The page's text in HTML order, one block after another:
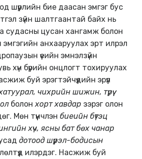
шүүрлийн бие даасан эмгэг бус
зүйн шалтгаантай байх нь
судасны цусан хангамж болон
эмгэгийн анхааруулах эрт илрэл
үеийн эмнэлзүйн
хүн бүрийн онцлогт тохируулах
буй эрэгтэйчүүдийн эрүүл
чихрийн шижин, түрүү
болон хорт хавдар зэрэг олон
Мөн түүнчлэн биеийн бүтэц
хүч, ясны бат бөх чанар
дотоод шүүрэл-бодисын
илэрдэг. Насжиж буй